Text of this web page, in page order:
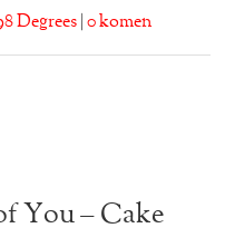
Degrees |0 komen
You – Cake